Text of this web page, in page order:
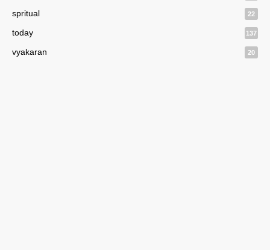
spritual 22
today 137
vyakaran 20